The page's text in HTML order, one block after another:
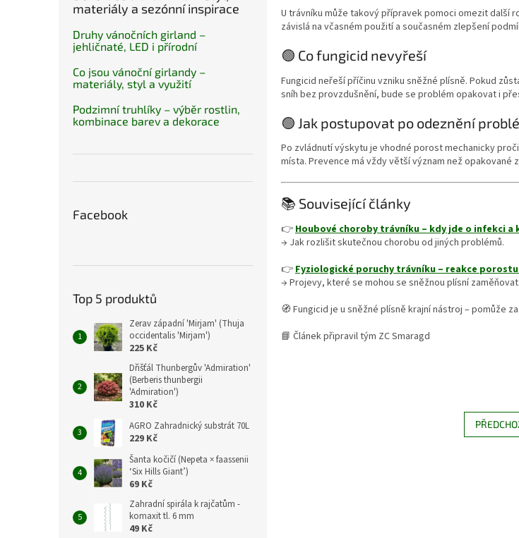
materiály a sezónní inspirace
Druhy vánočních girland –
jehličnaté, LED i přírodní
Co jsou vánoční girlandy –
materiály, styl a využití
Podzimní truhlíky – výběr rostlin,
kombinace barev a dekorace
Facebook
Top 5 produktů
Zerav západní 'Mirjam' (Thuja
occidentalis 'Mirjam')
225 Kč
Dřišťál Thunbergův 'Admiration'
(Berberis thunbergii
'Admiration')
310 Kč
AGRO Zahradnický substrát 70L
229 Kč
Šanta kočičí (Nepeta × faassenii
‘Six Hills Giant’)
69 Kč
Zahradní spirála k rajčatům -
komaxit tl. 6 mm
49 Kč
U trávníku může takový přípravek pomoci omezit další
závislá na včasném použití a současném zlepšení
🟢 Co fungicid nevyřeší
Fungicid neřeší příčinu vzniku sněžné plísně. Pokud
sníh bez provzdušnění, bude se problém opakovat i
🟢 Jak postupovat po odeznění
Po zvládnutí výskytu je vhodné porost mechanicky
místa. Prevence má vždy větší význam než opakované
📚 Související články
👉 Houbové choroby trávníku – kdy jde o infekci a
→ Jak rozlišit skutečnou chorobu od jiných problémů.
👉 Fyziologické poruchy trávníku – reakce
→ Projevy, které se mohou se sněžnou plísní zaměňovat.
🧭 Fungicid je u sněžné plísně krajní nástroj – pomůže
📘 Článek připravil tým ZC Smaragd